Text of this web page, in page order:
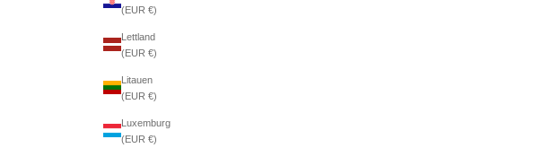
(EUR €)
Lettland
(EUR €)
Litauen
(EUR €)
Luxemburg
(EUR €)